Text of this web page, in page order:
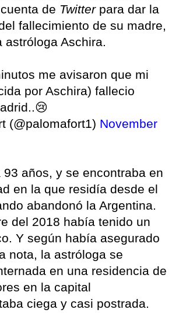
de Twitter para dar la
fallecimiento de su madre,
astróloga Aschira.
me avisaron que mi
por Aschira) fallecio
(@palomafort1) November
años, y se encontraba en
en la que residía desde el
abandonó la Argentina.
del 2018 había tenido un
Y según había asegurado
nota, la astróloga se
en una residencia de
en la capital
ciega y casi postrada.